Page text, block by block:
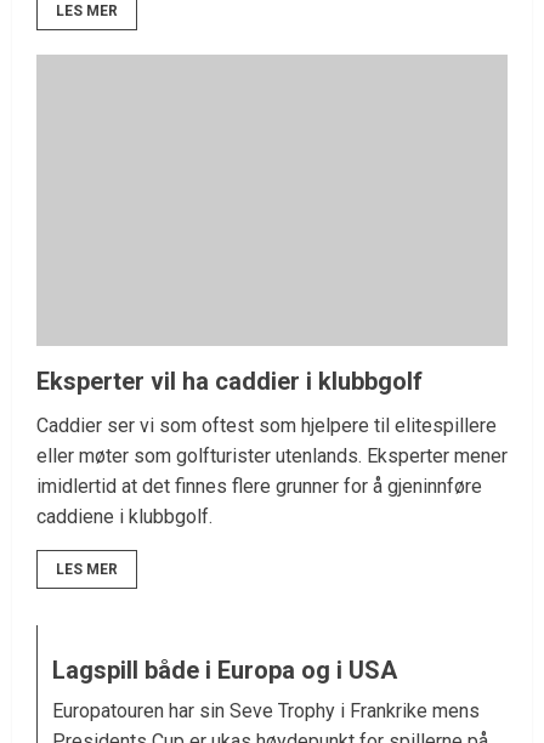
LES MER
Eksperter vil ha caddier i klubbgolf
Caddier ser vi som oftest som hjelpere til elitespillere
eller møter som golfturister utenlands. Eksperter mener
imidlertid at det finnes flere grunner for å gjeninnføre
caddiene i klubbgolf.
LES MER
Lagspill både i Europa og i USA
Europatouren har sin Seve Trophy i Frankrike mens